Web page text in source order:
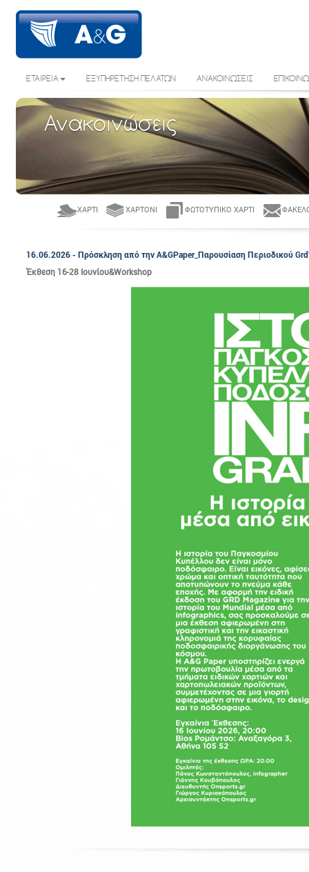
ΕΤΑΙΡΕΙΑ ΕΞΥΠΗΡΕΤΗΣΗ ΠΕΛΑΤΩΝ ΑΝΑΚΟΙΝΩΣΕΙΣ
Ανακοινώσεις
ΧΑΡΤΊ ΧΑΡΤΌΝΙ ΦΩΤΟΤΥΠΙΚΌ ΧΑΡΤΊ
16.06.2026 - Πρόσκληση από την A&GPaper_Παρουσίαση Περιοδικού
Έκθεση 16-28 Ιουνίου&Workshop